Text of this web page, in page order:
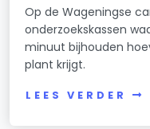
Op de Wageningse
onderzoekskassen
minuut bijhouden
plant krijgt.
LEES VERDER